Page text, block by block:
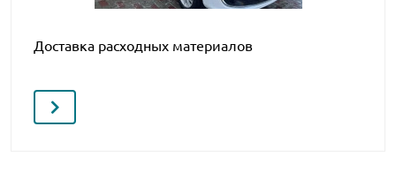
Доставка расходных материалов